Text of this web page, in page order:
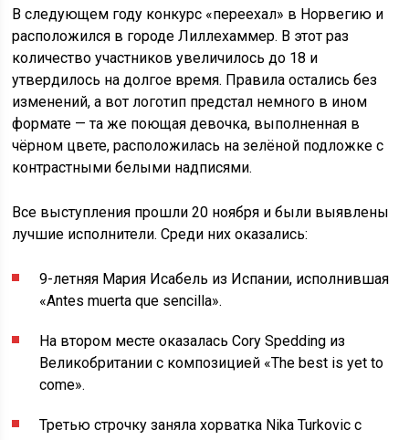
В следующем году конкурс «переехал» в Норвегию и
расположился в городе Лиллехаммер. В этот раз
количество участников увеличилось до 18 и
утвердилось на долгое время. Правила остались без
изменений, а вот логотип предстал немного в ином
формате — та же поющая девочка, выполненная в
чёрном цвете, расположилась на зелёной подложке с
контрастными белыми надписями.
Все выступления прошли 20 ноября и были выявлены
лучшие исполнители. Среди них оказались:
9-летняя Мария Исабель из Испании, исполнившая
«Antes muerta que sencilla».
На втором месте оказалась Cory Spedding из
Великобритании с композицией «The best is yet to
come».
Третью строчку заняла хорватка Nika Turkovic с